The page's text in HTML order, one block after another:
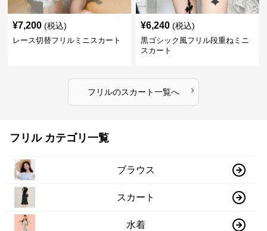
¥7,200 (税込)
レース切替フリルミニスカート
¥6,240 (税込)
黒ゴシック風フリル段重ねミニ
スカート
フリルのスカート一覧へ ›
フリル カテゴリ一覧
ブラウス
スカート
水着